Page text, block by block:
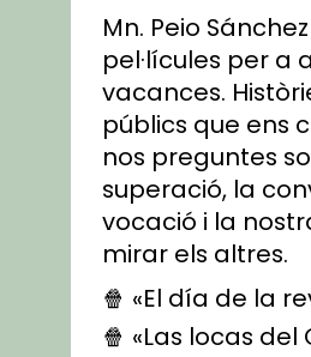
Mn. Peio
pel·lícules per a
vacances.
públics que ens
nos preguntes
superació, la
vocació i la
mirar els altres.
🍿 «El día de la
🍿 «Las locas del